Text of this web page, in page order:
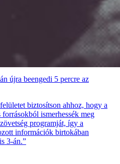
újra beengedi 5 percre az
biztosítson ahhoz, hogy a
ismerhessék meg
programját, így a
információk birtokában
3-án.”